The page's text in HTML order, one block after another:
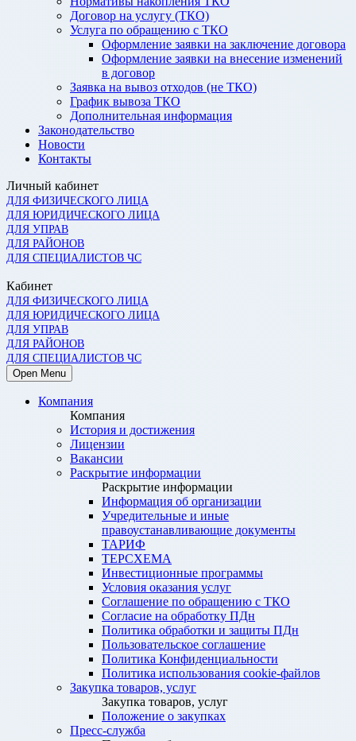
Договор на услугу (ТКО)
Услуга по обращению с ТКО
Оформление заявки на заключение договора
Оформление заявки на внесение изменений
в договор
Заявка на вывоз отходов (не ТКО)
График вывоза ТКО
Дополнительная информация
Законодательство
Новости
Контакты
Личный кабинет
ДЛЯ ФИЗИЧЕСКОГО ЛИЦА
ДЛЯ ЮРИДИЧЕСКОГО ЛИЦА
ДЛЯ УПРАВ
ДЛЯ РАЙОНОВ
ДЛЯ СПЕЦИАЛИСТОВ ЧС
Кабинет
ДЛЯ ФИЗИЧЕСКОГО ЛИЦА
ДЛЯ ЮРИДИЧЕСКОГО ЛИЦА
ДЛЯ УПРАВ
ДЛЯ РАЙОНОВ
ДЛЯ СПЕЦИАЛИСТОВ ЧС
Open Menu
Компания
Компания
История и достижения
Лицензии
Вакансии
Раскрытие информации
Раскрытие информации
Информация об организации
Учредительные и иные
правоустанавливающие документы
ТАРИФ
ТЕРСХЕМА
Инвестиционные программы
Условия оказания услуг
Соглашение по обращению с ТКО
Согласие на обработку ПДн
Политика обработки и защиты ПДн
Пользовательское соглашение
Политика Конфиденциальности
Политика использования cookie-файлов
Закупка товаров, услуг
Закупка товаров, услуг
Положение о закупках
Пресс-служба